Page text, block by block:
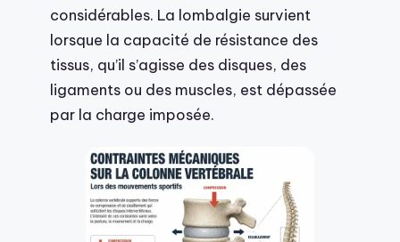
considérables. La lombalgie survient
lorsque la capacité de résistance des
tissus, qu’il s’agisse des disques, des
ligaments ou des muscles, est dépassée
par la charge imposée.